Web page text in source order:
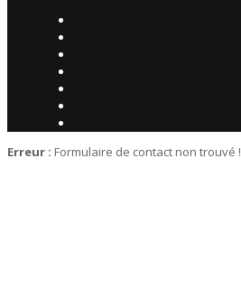
Erreur : Formulaire de contact non trouvé !